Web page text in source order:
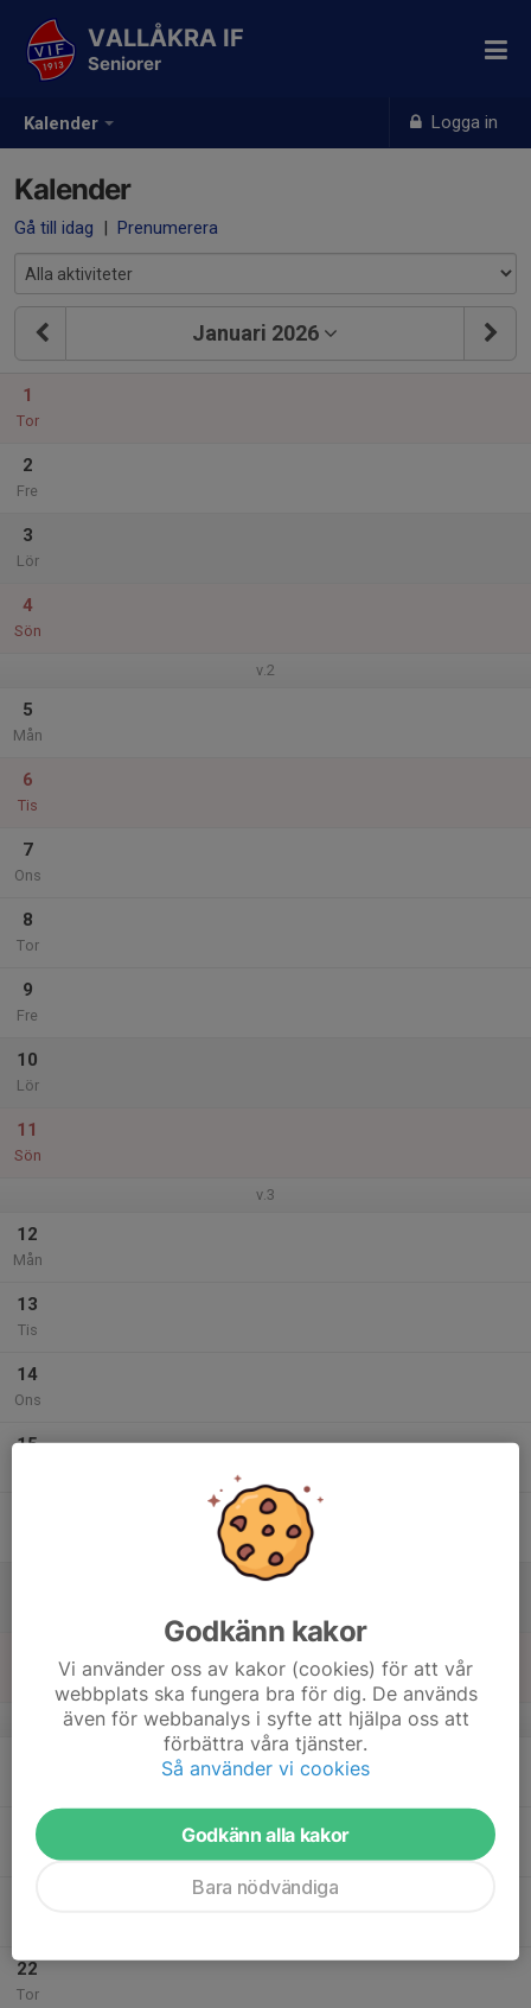
Kalender Logga in
VALLÅKRA IF
Seniorer
Kalender
Gå till idag | Prenumerera
Januari 2026
1
Tor
2
Fre
3
Lör
4
Sön
v.2
5
Mån
6
Tis
7
Ons
8
Tor
9
Fre
10
Lör
11
Sön
v.3
12
Mån
13
Tis
14
Ons
15
v.4
20
22
Tor
Godkänn kakor
Vi använder oss av kakor (cookies) för att vår
webbplats ska fungera bra för dig. De används
även för webbanalys i syfte att hjälpa oss att
förbättra våra tjänster.
Så använder vi cookies
Godkänn alla kakor
Bara nödvändiga